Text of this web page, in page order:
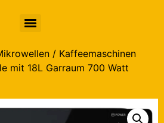
/ Kaffeemaschinen
mit 18L Garraum 700 Watt